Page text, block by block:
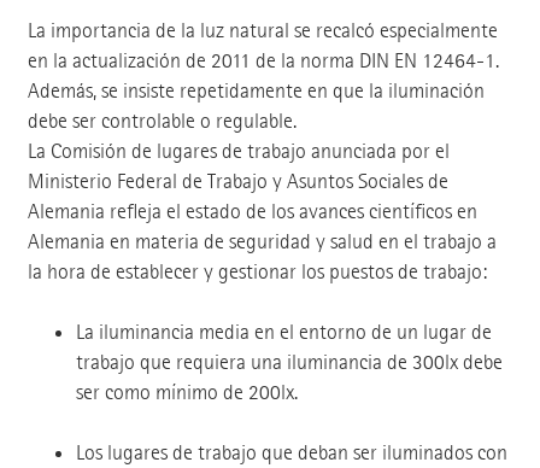
La importancia de la luz natural se recalcó especialmente
en la actualización de 2011 de la norma DIN EN 12464-1.
Además, se insiste repetidamente en que la iluminación
debe ser controlable o regulable.
La Comisión de lugares de trabajo anunciada por el
Ministerio Federal de Trabajo y Asuntos Sociales de
Alemania refleja el estado de los avances científicos en
Alemania en materia de seguridad y salud en el trabajo a
la hora de establecer y gestionar los puestos de trabajo:
La iluminancia media en el entorno de un lugar de
trabajo que requiera una iluminancia de 300lx debe
ser como mínimo de 200lx.
Los lugares de trabajo que deban ser iluminados con